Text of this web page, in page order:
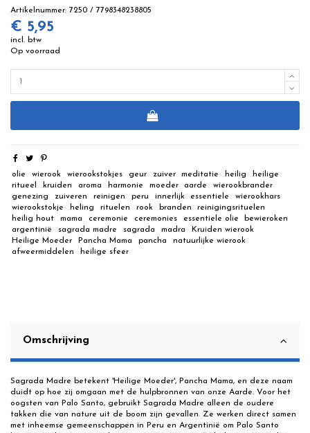
Artikelnummer: 7250 / 7798348238805
€ 5,95
incl. btw
Op voorraad
olie wierook wierookstokjes geur zuiver meditatie heilig
heilige
ritueel
kruiden aroma harmonie moeder aarde
wierookbrander
genezing
zuiveren reinigen peru innerlijk essentiele
wierookhars
wierookstokje
heling rituelen rook branden
reinigingsrituelen
heilig hout
mama ceremonie ceremonies essentiele olie
bewieroken
argentinië
sagrada madre sagrada madra
Kruiden wierook
Heilige Moeder
Pancha Mama pancha
natuurlijke wierook
afweermiddelen
heilige sfeer
Omschrijving
Sagrada Madre betekent 'Heilige Moeder', Pancha Mama, en deze naam
duidt op hoe zij omgaan met de hulpbronnen van onze Aarde. Voor het
oogsten van Palo Santo, gebruikt Sagrada Madre alleen de oudere
takken die van nature uit de boom zijn gevallen. Ze werken direct samen
met inheemse gemeenschappen in Peru en Argentinië om Palo Santo